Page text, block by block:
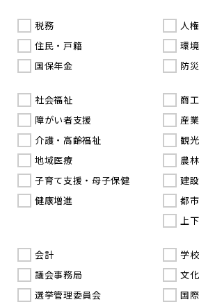
税務
住民・戸籍
国保年金
人
環
防
社会福祉
障がい者支援
介護・高齢福祉
地域医療
子育て支援・母子保健
健康増進
商工
産
観光
農
建
都
上
会計
議会事務局
選挙管理委員会
学
文
国